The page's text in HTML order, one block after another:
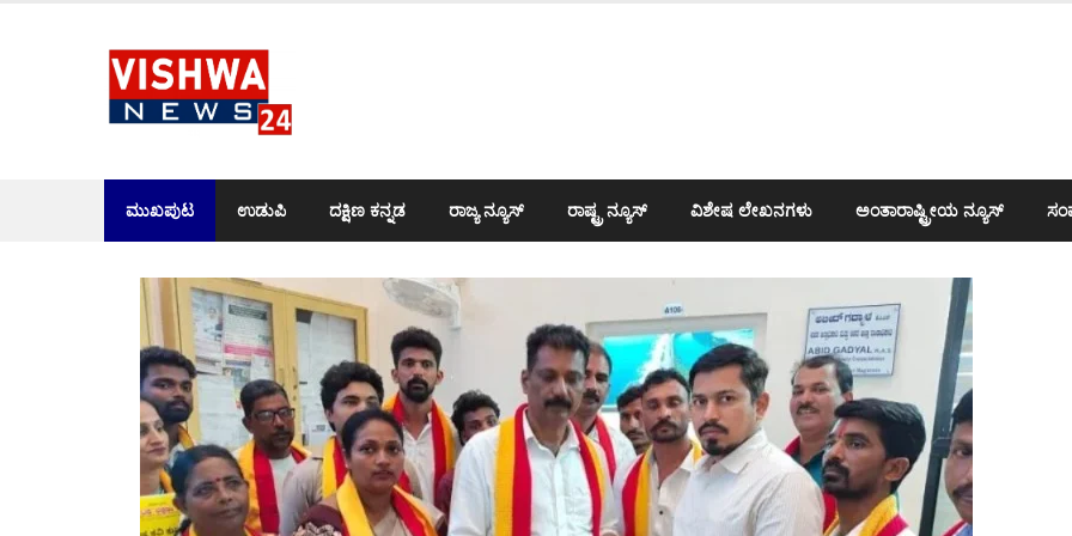
ಮುಖಪುಟ ಉಡುಪಿ ದಕ್ಷಿಣ ಕನ್ನಡ ರಾಜ್ಯ ನ್ಯೂಸ್ ರಾಷ್ಟ್ರ ನ್ಯೂಸ್ ವಿಶೇಷ ಲೇಖನಗಳು ಅಂತಾರಾಷ್ಟ್ರೀಯ ನ್ಯೂಸ್